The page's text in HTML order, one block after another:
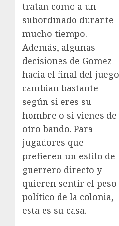
tratan como a un
subordinado durante
mucho tiempo.
Además, algunas
decisiones de Gomez
hacia el final del juego
cambian bastante
según si eres su
hombre o si vienes de
otro bando. Para
jugadores que
prefieren un estilo de
guerrero directo y
quieren sentir el peso
político de la colonia,
esta es su casa.